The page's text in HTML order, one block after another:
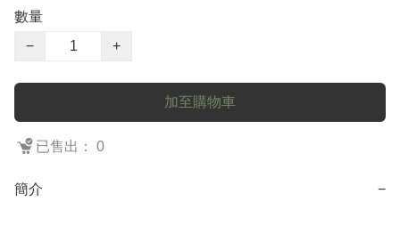
數量
−
+
加至購物車
已售出： 0
簡介 −